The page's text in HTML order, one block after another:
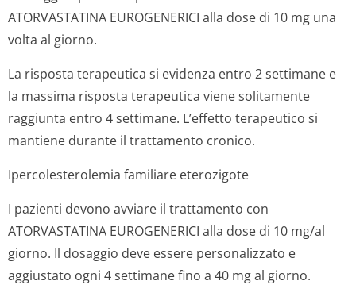
ATORVASTATINA EUROGENERICI alla dose di 10 mg una
volta al giorno.
La risposta terapeutica si evidenza entro 2 settimane e
la massima risposta terapeutica viene solitamente
raggiunta entro 4 settimane. L’effetto terapeutico si
mantiene durante il trattamento cronico.
Ipercolesterolemia familiare eterozigote
I pazienti devono avviare il trattamento con
ATORVASTATINA EUROGENERICI alla dose di 10 mg/al
giorno. Il dosaggio deve essere personalizzato e
aggiustato ogni 4 settimane fino a 40 mg al giorno.